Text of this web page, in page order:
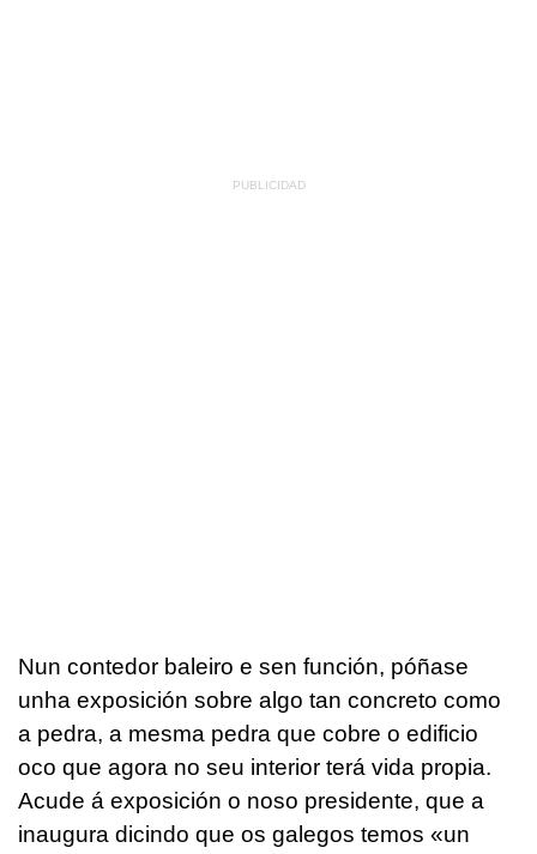
Nun contedor baleiro e sen función, póñase
unha exposición sobre algo tan concreto como
a pedra, a mesma pedra que cobre o edificio
oco que agora no seu interior terá vida propia.
Acude á exposición o noso presidente, que a
inaugura dicindo que os galegos temos «un